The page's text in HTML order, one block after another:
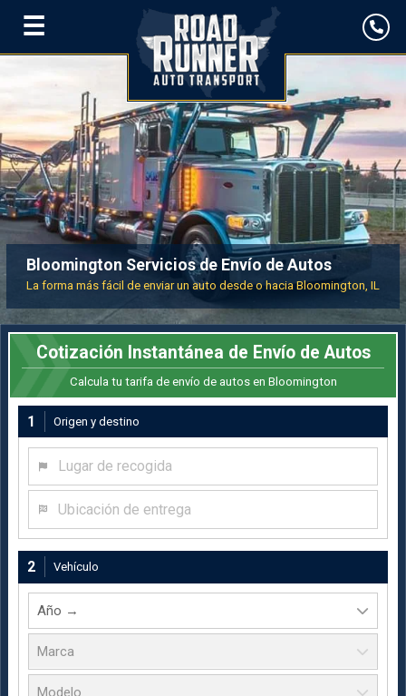
☰
Bloomington Servicios de Envío de Autos
La forma más fácil de enviar un auto desde o hacia Bloomington, IL
Cotización Instantánea de Envío de Autos
Calcula tu tarifa de envío de autos en Bloomington
1 Origen y destino
2 Vehículo